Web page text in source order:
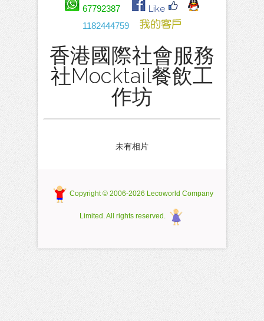
67792387 Like
1182444759
香港國際社會服務
社Mocktail餐飲工
作坊
未有相片
Copyright © 2006-2026 Lecoworld Company
Limited. All rights reserved.